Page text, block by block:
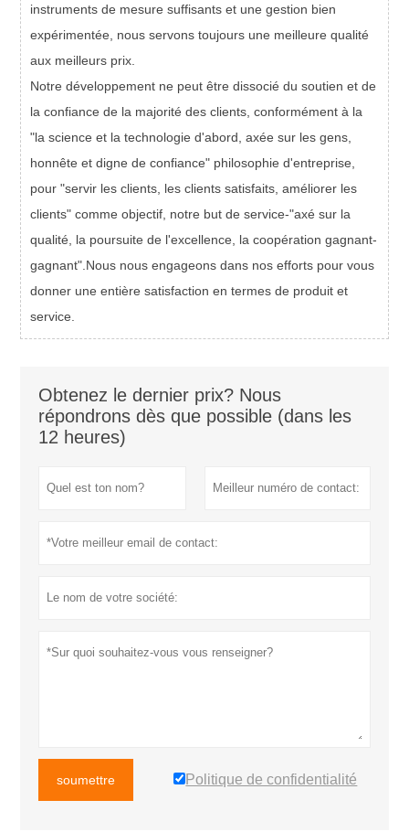
instruments de mesure suffisants et une gestion bien
expérimentée, nous servons toujours une meilleure qualité
aux meilleurs prix.
Notre développement ne peut être dissocié du soutien et de
la confiance de la majorité des clients, conformément à la
"la science et la technologie d'abord, axée sur les gens,
honnête et digne de confiance" philosophie d'entreprise,
pour "servir les clients, les clients satisfaits, améliorer les
clients" comme objectif, notre but de service-"axé sur la
qualité, la poursuite de l'excellence, la coopération gagnant-
gagnant".Nous nous engageons dans nos efforts pour vous
donner une entière satisfaction en termes de produit et
service.
Obtenez le dernier prix? Nous
répondrons dès que possible (dans les
12 heures)
soumettre Politique de confidentialité